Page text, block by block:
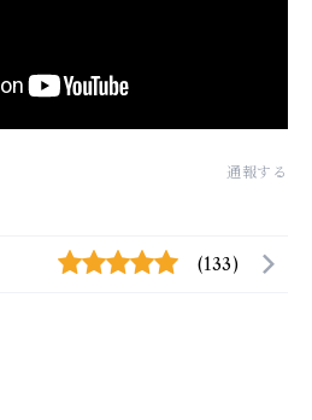
通報する
(133)